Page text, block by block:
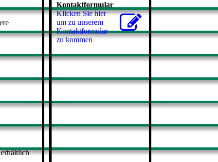
Kontaktformular
Klicken Sie hier
um zu unserem
Kon­takt­for­mu­lar
zu kommen